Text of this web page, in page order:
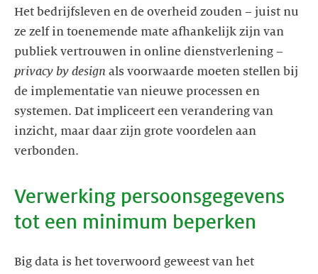
Het bedrijfsleven en de overheid zouden – juist nu
ze zelf in toenemende mate afhankelijk zijn van
publiek vertrouwen in online dienstverlening –
privacy by design als voorwaarde moeten stellen bij
de implementatie van nieuwe processen en
systemen. Dat impliceert een verandering van
inzicht, maar daar zijn grote voordelen aan
verbonden.
Verwerking persoonsgegevens
tot een minimum beperken
Big data is het toverwoord geweest van het